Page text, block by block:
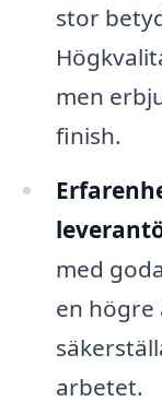
stor
men
finish.
med
en högre
arbetet.